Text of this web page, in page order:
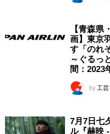
【青森
画】東京
す「のれ
～ぐるっ
間：2023
by 工芸
7月7日七
ル『赫映 -